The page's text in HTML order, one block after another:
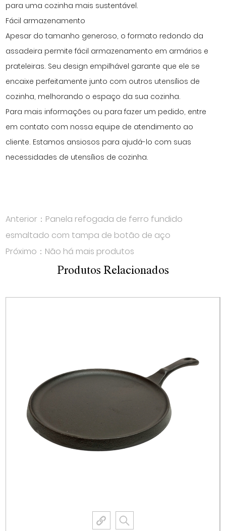
para uma cozinha mais sustentável.
Fácil armazenamento
Apesar do tamanho generoso, o formato redondo da
assadeira permite fácil armazenamento em armários e
prateleiras. Seu design empilhável garante que ele se
encaixe perfeitamente junto com outros utensílios de
cozinha, melhorando o espaço da sua cozinha.
Para mais informações ou para fazer um pedido, entre
em contato com nossa equipe de atendimento ao
cliente. Estamos ansiosos para ajudá-lo com suas
necessidades de utensílios de cozinha.
Anterior：Panela refogada de ferro fundido
esmaltado com tampa de botão de aço
Próximo：Não há mais produtos
Produtos Relacionados